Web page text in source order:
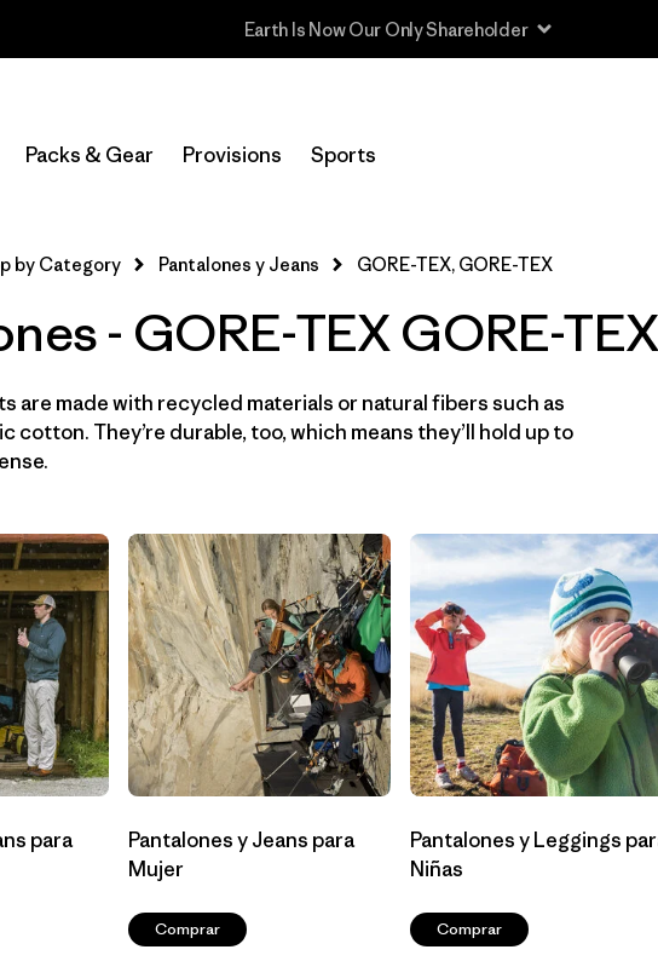
Packs & Gear Provisions Sports
Selecciona una tienda
Filtrar por
Price
Filtrar por
Size
Filtrar por
Fit
Filtrar por
Features & Processes 1
Filtrar por
Materials & Fabric 1
Filtrar por
Sport
Filtrar por
Gender
by Category Pantalones y Jeans GORE-TEX, GORE-TEX
- GORE-TEX GORE-TEX
are made with recycled materials or natural fibers such as
cotton. They’re durable, too, which means they’ll hold up to
para
Pantalones y Jeans para
Mujer
Comprar
Pantalones y Leggings
Niñas
Comprar